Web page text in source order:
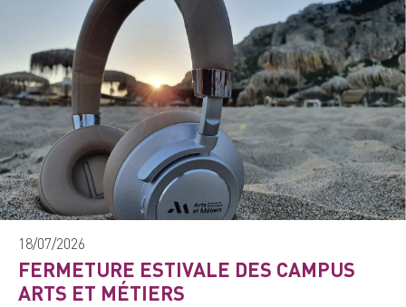
18/07/2026
FERMETURE ESTIVALE DES CAMPUS
ARTS ET MÉTIERS